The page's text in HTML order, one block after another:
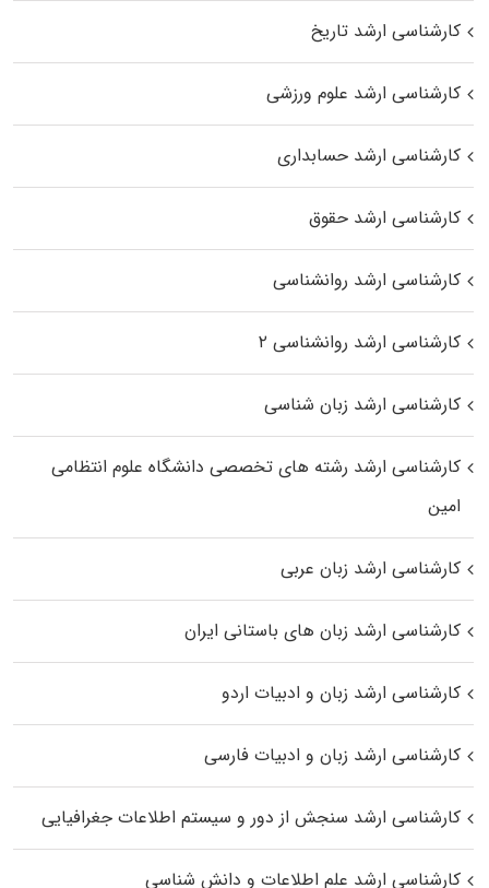
کارشناسی ارشد تاریخ
کارشناسی ارشد علوم ورزشی
کارشناسی ارشد حسابداری
کارشناسی ارشد حقوق
کارشناسی ارشد روانشناسی
کارشناسی ارشد روانشناسی ۲
کارشناسی ارشد زبان شناسی
کارشناسی ارشد رﺷﺘﻪ ﻫﺎی تخصصی داﻧﺸﮕﺎه ﻋﻠﻮم انتظامی
اﻣﻴﻦ
کارشناسی ارشد زبان عربی
کارشناسی ارشد زبان‌ های باستانی ایران
کارشناسی ارشد زبان و ادبیات اردو
کارشناسی ارشد زبان و ادبیات فارسی
کارشناسی ارشد سنجش از دور و سیستم اطلاعات جغرافیایی
کارشناسی ارشد علم اطلاعات و دانش شناسی